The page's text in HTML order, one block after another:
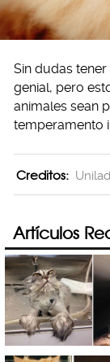
Sin dudas
genial, pero
animales sean
temperamento
Creditos:
Artículos